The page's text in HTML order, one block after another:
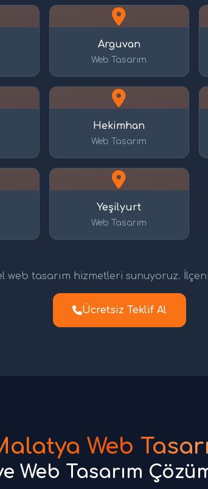
Arguvan
Web Tasarım
Hekimhan
Web Tasarım
Yeşilyurt
Web Tasarım
web tasarım hizmetleri sunuyoruz.
Ücretsiz Teklif Al
Web
Web Tasarım